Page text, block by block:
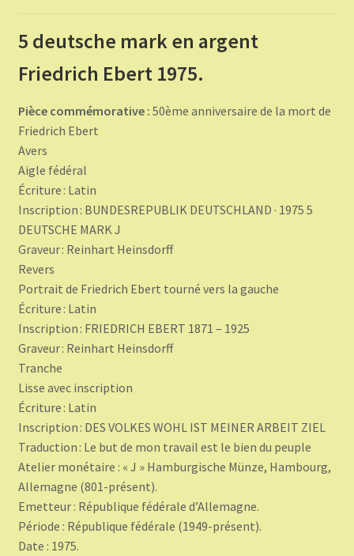
5 deutsche mark en argent
Friedrich Ebert 1975.
Pièce commémorative : 50ème anniversaire de la mort de
Friedrich Ebert
Avers
Aigle fédéral
Écriture : Latin
Inscription : BUNDESREPUBLIK DEUTSCHLAND · 1975 5
DEUTSCHE MARK J
Graveur : Reinhart Heinsdorff
Revers
Portrait de Friedrich Ebert tourné vers la gauche
Écriture : Latin
Inscription : FRIEDRICH EBERT 1871 – 1925
Graveur : Reinhart Heinsdorff
Tranche
Lisse avec inscription
Écriture : Latin
Inscription : DES VOLKES WOHL IST MEINER ARBEIT ZIEL
Traduction : Le but de mon travail est le bien du peuple
Atelier monétaire : « J » Hamburgische Münze, Hambourg,
Allemagne (801-présent).
Emetteur : République fédérale d’Allemagne.
Période : République fédérale (1949-présent).
Date : 1975.